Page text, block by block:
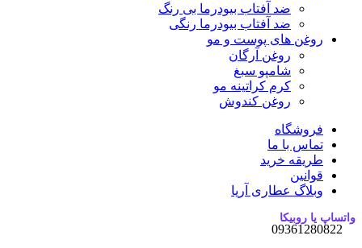
ضد آفتاب بیودرما بی رنگ
ضد آفتاب بیودرما رنگی
روغن های پوست و مو
روغن آرگان
شامپو سبغ
کرم کراتینه مو
روغن کندوش
فروشگاه
تماس با ما
طریقه خرید
قوانین
وبلاگ عطاری آریا
واتساپ یا روبیکا